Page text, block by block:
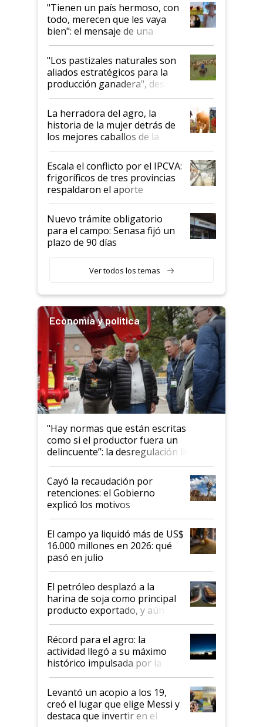
"Tienen un país hermoso, con
todo, merecen que les vaya
bien": el mensaje de una
ganadera uruguaya sobre las
oportunidades que se abren
para el agro en Argentina, con
foco en la carne
"Los pastizales naturales son
aliados estratégicos para la
producción ganadera", destaca
la iniciativa que ya reúne a 46
establecimientos en Argentina
La herradora del agro, la
historia de la mujer detrás de
los mejores caballos de la
Argentina y los mitos que
todavía hacen sufrir a estos
animales: "Mientras me
descalificaban, yo seguí
haciendo currículum"
Escala el conflicto por el IPCVA:
frigoríficos de tres provincias
respaldaron el aporte
obligatorio
Nuevo trámite obligatorio
para el campo: Senasa fijó un
plazo de 90 días
Ver todos los temas
Economía y política
"Hay normas que están escritas
como si el productor fuera un
delincuente”: la desregulación llegó
al Congreso Aapresid y hasta se
habló del financiamiento al IPCVA
Cayó la recaudación por
retenciones: el Gobierno
explicó los motivos
El campo ya liquidó más de US$
16.000 millones en 2026: qué
pasó en julio
El petróleo desplazó a la
harina de soja como principal
producto exportado, y aún así
el agro aportó casi seis de cada
diez dólares y sostuvo el
liderazgo en un semestre
récord
Récord para el agro: la
actividad llegó a su máximo
histórico impulsada por la
cosecha y las exportaciones
Levantó un acopio a los 19,
creó el lugar que elige Messi y
destaca que invertir en el